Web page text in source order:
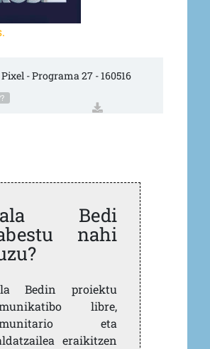
- Programa 27 - 160516
Bedi
nahi
Bedin proiektu
libre,
eta
eraikitzen